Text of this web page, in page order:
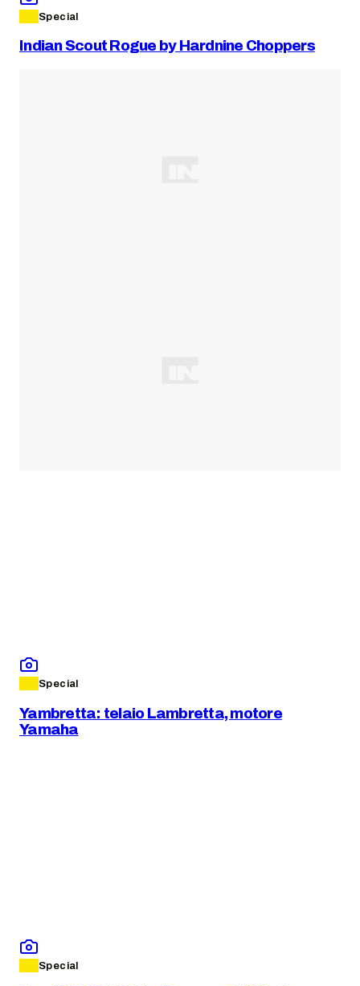
Special
Indian Scout Rogue by Hardnine Choppers
Special
Yambretta: telaio Lambretta, motore
Yamaha
Special